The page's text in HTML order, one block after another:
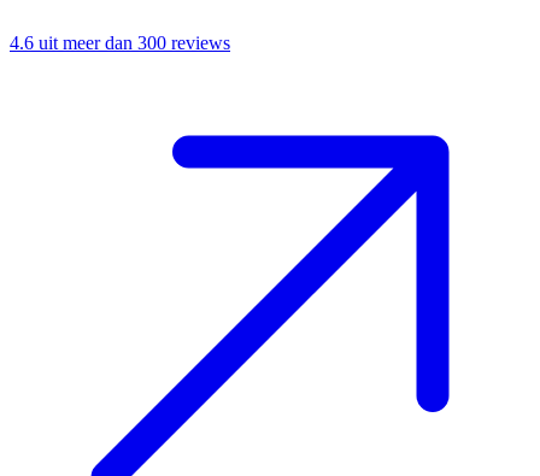
4.6 uit meer dan 300 reviews